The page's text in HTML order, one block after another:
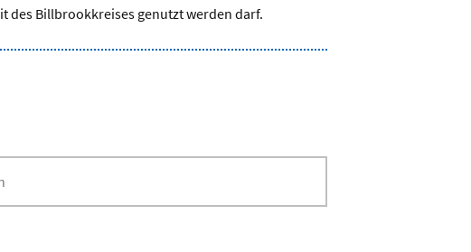
des Billbrookkreises genutzt werden darf.